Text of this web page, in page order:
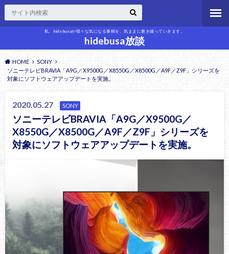
私、hidebusaが様々な気になる事柄を、気ままに書き綴っていきます。
hidebusa放談
HOME
SONY
ソニーテレビBRAVIA「A9G／X9500G／X8550G／X8500G／A9F／Z9F」シリーズを
対象にソフトウェアアップデートを実施。
2020.05.27 SONY
ソニーテレビBRAVIA「A9G／X9500G／
X8550G／X8500G／A9F／Z9F」シリーズを
対象にソフトウェアアップデートを実施。